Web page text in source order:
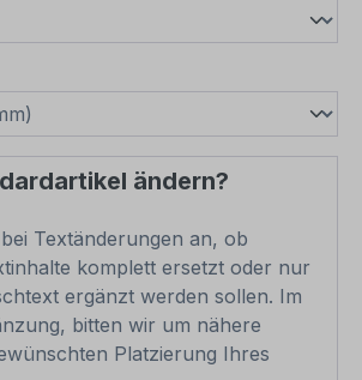
ändern?
Textänderungen an, ob
komplett ersetzt oder nur
ergänzt werden sollen. Im
bitten wir um nähere
Platzierung Ihres